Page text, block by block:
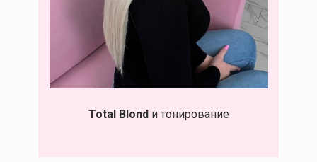
Total Blond и тонирование